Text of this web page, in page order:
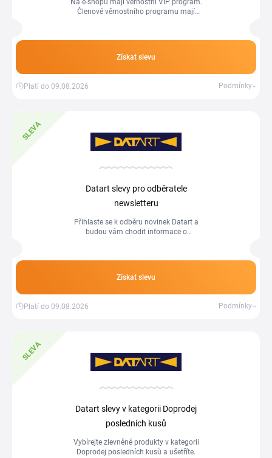
Na e-shopu mají věrnostní VIP program.
Členové věrnostního programu mají
Získat slevu
Platí do 09.08.2026 Podmínky
SLEVA
Datart slevy pro odběratele
newsletteru
Přihlaste se k odběru novinek Datart a
budou vám chodit informace o
Získat slevu
Platí do 09.08.2026 Podmínky
SLEVA
Datart slevy v kategorii Doprodej
posledních kusů
Vybírejte zlevněné produkty v kategorii
Doprodej posledních kusů a ušetříte.